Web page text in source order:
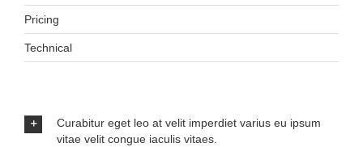
Pricing
Technical
Curabitur eget leo at velit imperdiet varius eu ipsum
vitae velit congue iaculis vitaes.